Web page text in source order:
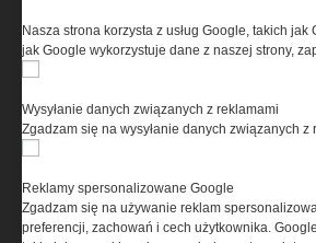
cookies oznacza, że będą one
urządzeniu końcowym. W każdym
dokonać zmiany ustawień przeglądarki
serwisu prosimy o zapoznanie się z
prywatności
oraz informacją o cookies
Nasza strona korzysta z usług Google, takich
jak Google wykorzystuje dane z naszej strony,
Wysyłanie danych związanych z reklamami
Zgadzam się na wysyłanie danych związanych z
Reklamy spersonalizowane Google
Zgadzam się na używanie reklam
preferencji, zachowań i cech użytkownika.